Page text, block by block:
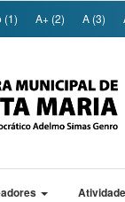
(1) A+ (2) A (3)